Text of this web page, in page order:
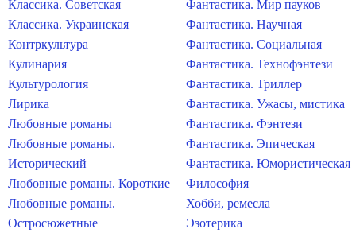
Классика. Советская
Классика. Украинская
Контркультура
Кулинария
Культурология
Лирика
Любовные романы
Любовные романы.
Исторический
Любовные романы. Короткие
Любовные романы.
Остросюжетные
Фантастика. Мир пауков
Фантастика. Научная
Фантастика. Социальная
Фантастика. Технофэнтези
Фантастика. Триллер
Фантастика. Ужасы, мистика
Фантастика. Фэнтези
Фантастика. Эпическая
Фантастика. Юмористическая
Философия
Хобби, ремесла
Эзотерика